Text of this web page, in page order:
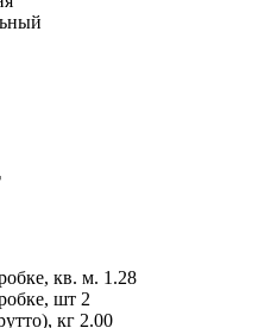
кв. м. 1.28
шт 2
кг 2.00